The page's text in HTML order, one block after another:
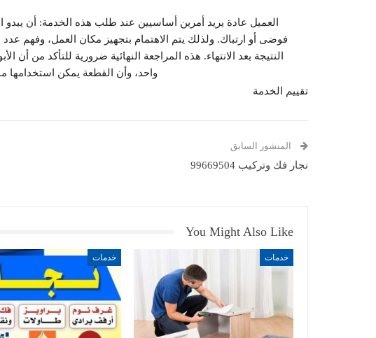
العميل عادة يريد أمرين أساسيين عند طلب هذه الخدمة: أن يبدو
فوضى أو ارتباك. ولذلك يتم الاهتمام بتجهيز مكان العمل، وفهم
النتيجة بعد الانتهاء. هذه المراجعة النهائية ضرورية للتأكد من
واحد، وأن القطعة يمكن استخدامها
تقييم الخدمة
المنشور السابق
نجار فك وتركيب 99669504
You Might Also Like
خدمات خدمات